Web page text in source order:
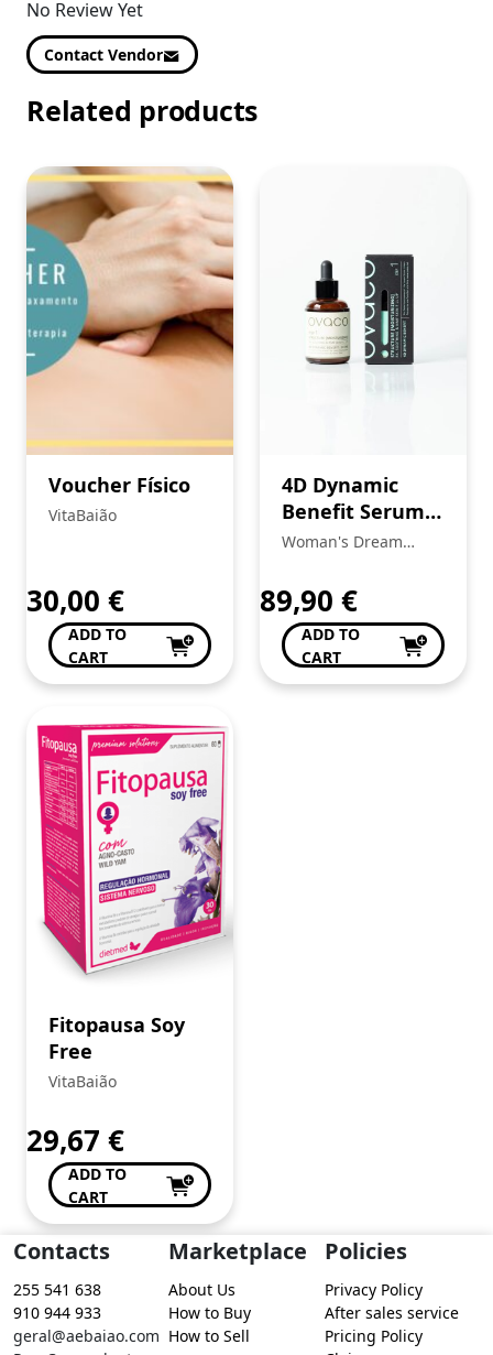
No Review Yet
Contact Vendor
Related products
Voucher Físico
VitaBaião
30,00 €
ADD TO
CART
4D Dynamic
Benefit Serum
Step 1
Woman's Dream
de Anabela Pinto
89,90 €
ADD TO
CART
Fitopausa Soy
Free
VitaBaião
29,67 €
ADD TO
CART
Contacts
255 541 638
910 944 933
geral@aebaiao.com
Marketplace
About Us
How to Buy
How to Sell
Policies
Privacy Policy
After sales service
Pricing Policy